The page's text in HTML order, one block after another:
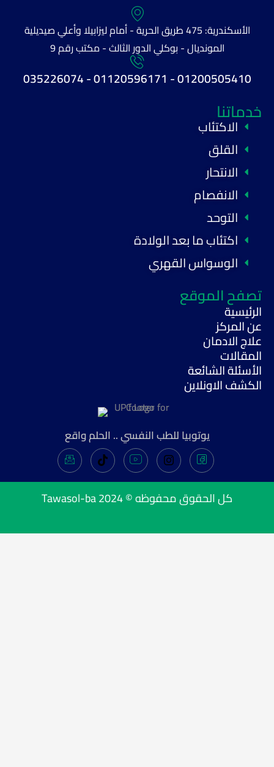
الأسكندرية: 475 طريق الحرية - أمام ليزابيلا وأعلي صيديلية
المونديال - بوكلي الدور الثالث - مكتب رقم 9
01200505410 - 01120596171 - 035226074
خدماتنا
الاكتئاب
القلق
الانتحار
الانفصام
التوحد
اكتئاب ما بعد الولادة
الوسواس القهري
تصفح الموقع
الرئيسية
عن المركز
علاج الادمان
المقالات
الأسئلة الشائعة
الكشف الاونلاين
يوتوبيا للطب النفسي .. الحلم واقع
كل الحقوق محفوظه © 2024 Tawasol-ba